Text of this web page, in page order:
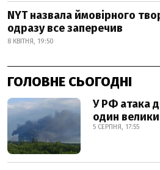
NYT назвала ймовірного
одразу все заперечив
8 КВІТНЯ, 19:50
ГОЛОВНЕ СЬОГОДНІ
У РФ атака
один
5 СЕРПНЯ, 17:55